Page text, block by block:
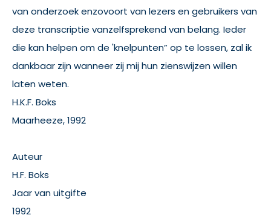
van onderzoek enzovoort van lezers en gebruikers van
deze transcriptie vanzelfsprekend van belang. Ieder
die kan helpen om de 'knelpunten” op te lossen, zal ik
dankbaar zijn wanneer zij mij hun zienswijzen willen
laten weten.
H.K.F. Boks
Maarheeze, 1992
Auteur
H.F. Boks
Jaar van uitgifte
1992